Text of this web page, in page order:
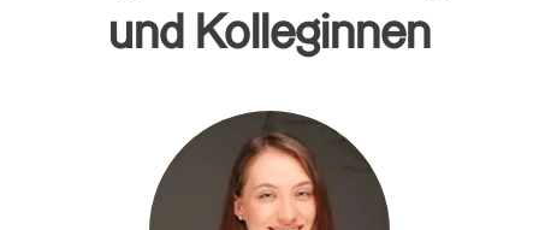
und Kolleginnen